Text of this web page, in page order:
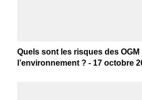
Quels sont les risques des OGM
l’environnement ? - 17 octobre